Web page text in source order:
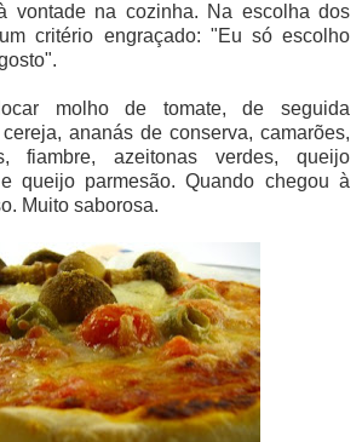
vontade na cozinha. Na escolha dos
critério engraçado: "Eu só escolho
molho de tomate, de seguida
ananás de conserva, camarões,
fiambre, azeitonas verdes, queijo
queijo parmesão. Quando chegou à
Muito saborosa.